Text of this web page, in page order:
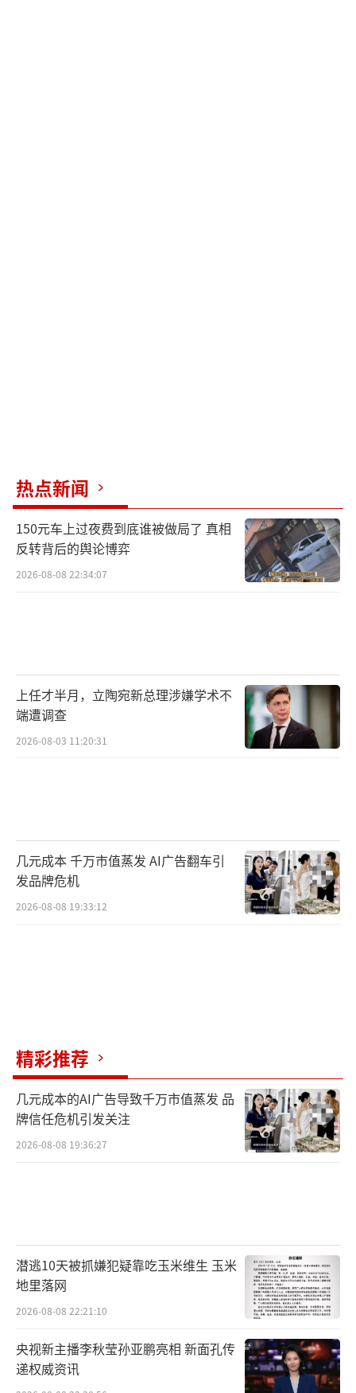
热点新闻
150元车上过夜费到底谁被做局了 真相
反转背后的舆论博弈
2026-08-08 22:34:07
上任才半月，立陶宛新总理涉嫌学术不
端遭调查
2026-08-03 11:20:31
几元成本 千万市值蒸发 AI广告翻车引
发品牌危机
2026-08-08 19:33:12
精彩推荐
几元成本的AI广告导致千万市值蒸发 品
牌信任危机引发关注
2026-08-08 19:36:27
潜逃10天被抓嫌犯疑靠吃玉米维生 玉米
地里落网
2026-08-08 22:21:10
央视新主播李秋莹孙亚鹏亮相 新面孔传
递权威资讯